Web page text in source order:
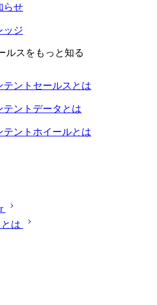
らせ
ッジ
ルスをもっと知る
テントセールスとは
テントデータとは
テントホイールとは
は